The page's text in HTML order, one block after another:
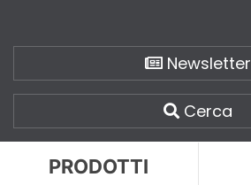
Newsletter
Cerca
PRODOTTI